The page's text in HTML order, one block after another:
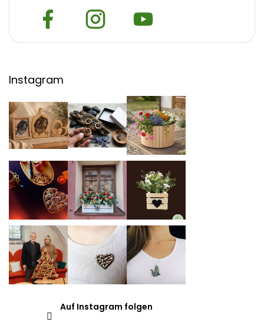
Instagram
Auf Instagram folgen